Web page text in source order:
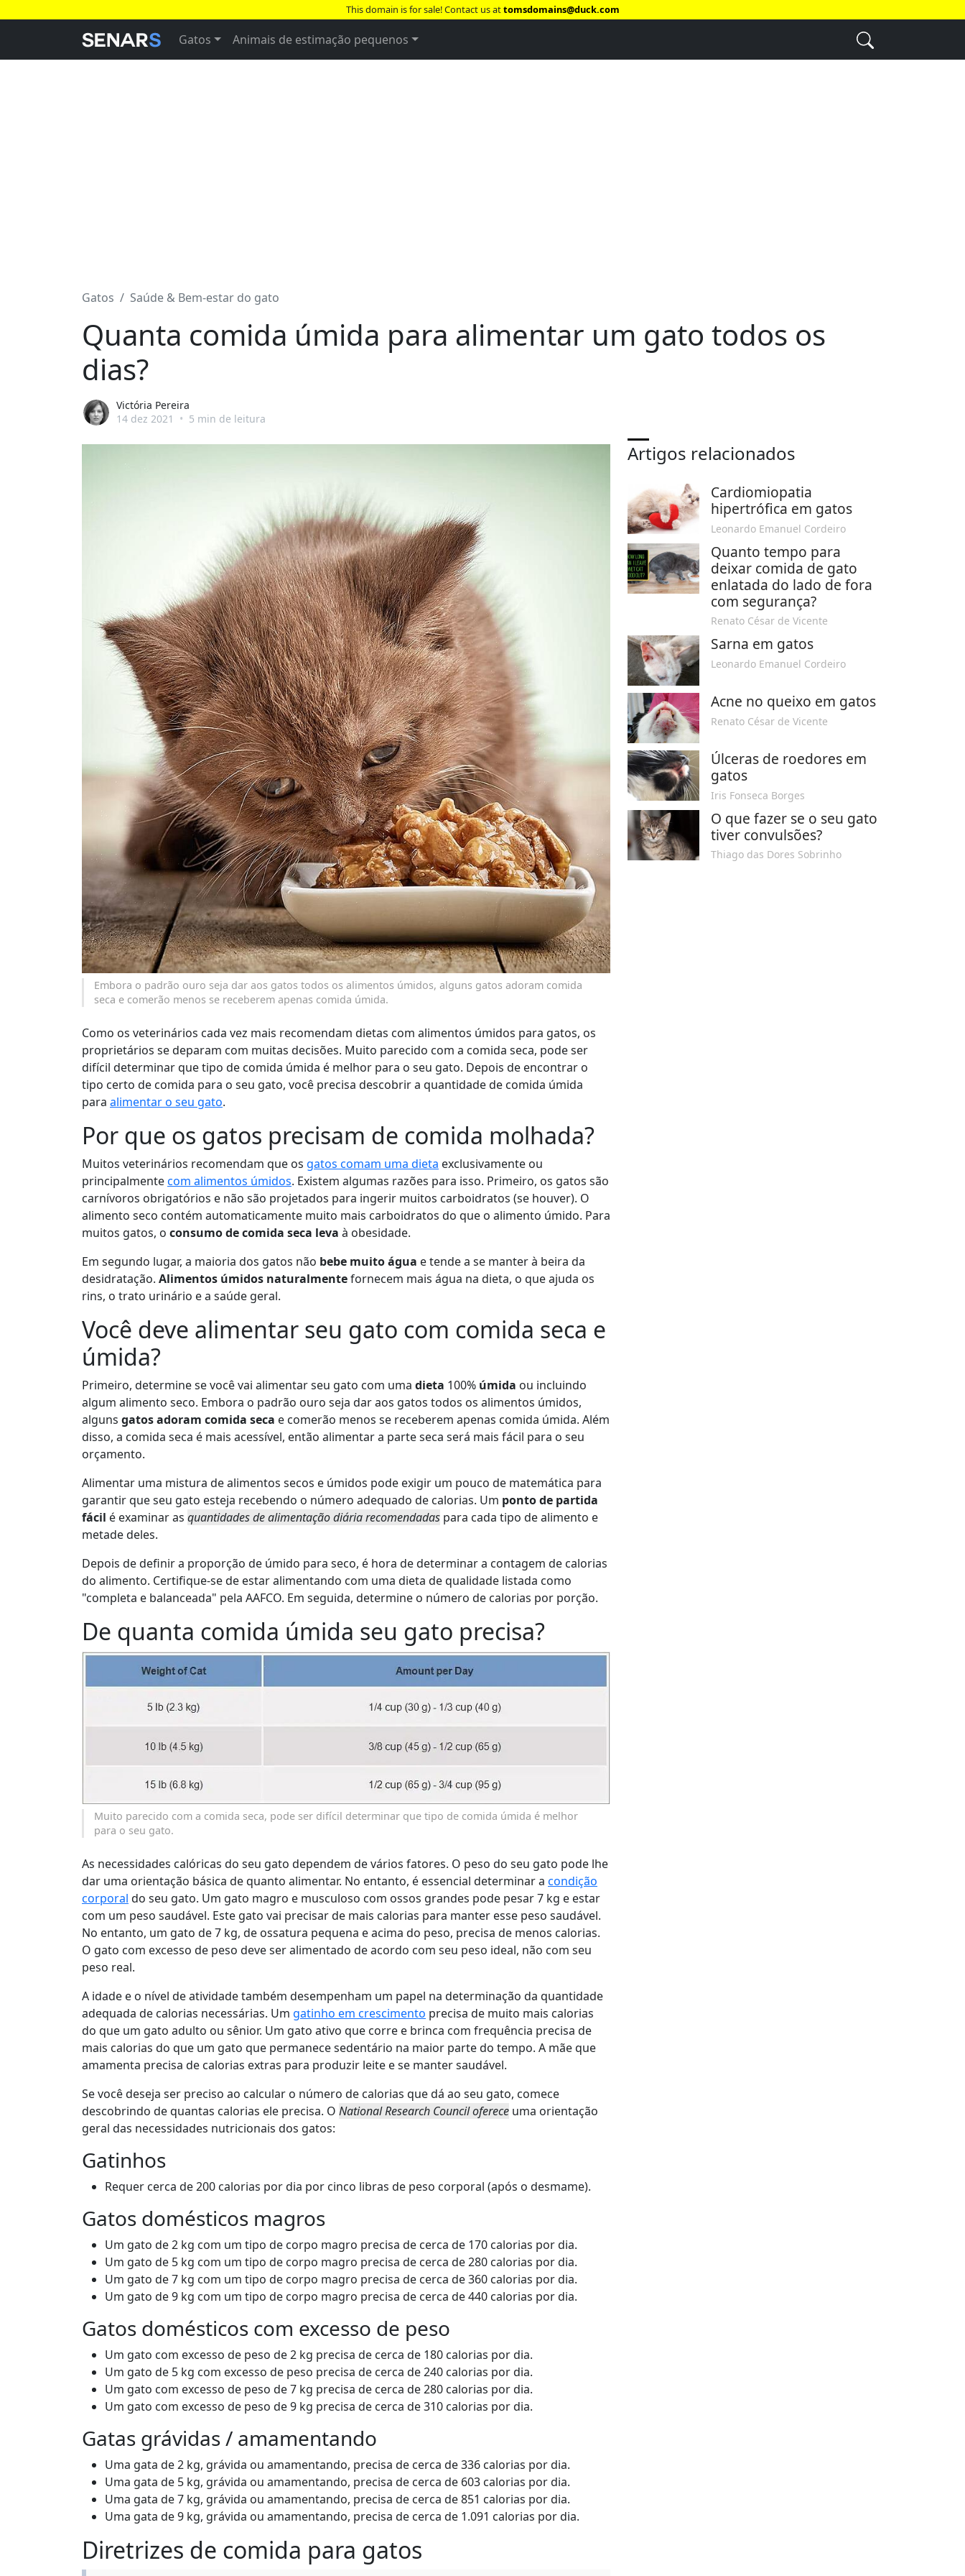
This domain is for sale! Contact us attomsdomains@duck.com
Gatos Animais de estimação pequenos
Gatos Saúde & Bem-estar do gato
Quanta comida úmida para alimentar um gato todos os
dias?
Victória Pereira
14 dez 2021
• 5 min de leitura
Embora o padrão ouro seja dar aos gatos todos os alimentos úmidos, alguns gatos adoram comida
seca e comerão menos se receberem apenas comida úmida.
Como os veterinários cada vez mais recomendam dietas com alimentos úmidos para gatos, os
proprietários se deparam com muitas decisões. Muito parecido com a comida seca, pode ser
difícil determinar que tipo de comida úmida é melhor para o seu gato. Depois de encontrar o
tipo certo de comida para o seu gato, você precisa descobrir a quantidade de comida úmida
para alimentar o seu gato.
Por que os gatos precisam de comida molhada?
Muitos veterinários recomendam que os gatos comam uma dieta exclusivamente ou
principalmentecom alimentos úmidos. Existem algumas razões para isso. Primeiro, os gatos são
carnívoros obrigatórios e não são projetados para ingerir muitos carboidratos (se houver). O
alimento seco contém automaticamente muito mais carboidratos do que o alimento úmido. Para
muitos gatos, o consumo de comida seca leva à obesidade.
Em segundo lugar, a maioria dos gatos não bebe muito água e tende a se manter à beira da
desidratação. Alimentos úmidos naturalmentefornecem mais água na dieta, o que ajuda os
rins, o trato urinário e a saúde geral.
Você deve alimentar seu gato com comida seca e
úmida?
Primeiro, determine se você vai alimentar seu gato com uma dieta 100% úmida ou incluindo
algum alimento seco. Embora o padrão ouro seja dar aos gatos todos os alimentos úmidos,
alguns gatos adoram comida seca e comerão menos se receberem apenas comida úmida. Além
disso, a comida seca é mais acessível, então alimentar a parte seca será mais fácil para o seu
orçamento.
Alimentar uma mistura de alimentos secos e úmidos pode exigir um pouco de matemática para
garantir que seu gato esteja recebendo o número adequado de calorias. Um ponto de partida
fácil é examinar as quantidades de alimentação diária recomendadas para cada tipo de alimento e
metade deles.
Depois de definir a proporção de úmido para seco, é hora de determinar a contagem de calorias
do alimento. Certifique-se de estar alimentando com uma dieta de qualidade listada como
"completa e balanceada" pela AAFCO. Em seguida, determine o número de calorias por porção.
De quanta comida úmida seu gato precisa?
Muito parecido com a comida seca, pode ser difícil determinar que tipo de comida úmida é melhor
para o seu gato.
As necessidades calóricas do seu gato dependem de vários fatores. O peso do seu gato pode lhe
dar uma orientação básica de quanto alimentar. No entanto, é essencial determinar a condição
corporal do seu gato. Um gato magro e musculoso com ossos grandes pode pesar 7 kg e estar
com um peso saudável. Este gato vai precisar de mais calorias para manter esse peso saudável.
No entanto, um gato de 7 kg, de ossatura pequena e acima do peso, precisa de menos calorias.
O gato com excesso de peso deve ser alimentado de acordo com seu peso ideal, não com seu
peso real.
A idade e o nível de atividade também desempenham um papel na determinação da quantidade
adequada de calorias necessárias. Um gatinho em crescimento precisa de muito mais calorias
do que um gato adulto ou sênior. Um gato ativo que corre e brinca com frequência precisa de
mais calorias do que um gato que permanece sedentário na maior parte do tempo. A mãe que
amamenta precisa de calorias extras para produzir leite e se manter saudável.
Se você deseja ser preciso ao calcular o número de calorias que dá ao seu gato, comece
descobrindo de quantas calorias ele precisa. O National Research Council oferece uma orientação
geral das necessidades nutricionais dos gatos:
Gatinhos
Requer cerca de 200 calorias por dia por cinco libras de peso corporal (após o desmame).
Gatos domésticos magros
Um gato de 2 kg com um tipo de corpo magro precisa de cerca de 170 calorias por dia.
Um gato de 5 kg com um tipo de corpo magro precisa de cerca de 280 calorias por dia.
Um gato de 7 kg com um tipo de corpo magro precisa de cerca de 360 calorias por dia.
Um gato de 9 kg com um tipo de corpo magro precisa de cerca de 440 calorias por dia.
Gatos domésticos com excesso de peso
Um gato com excesso de peso de 2 kg precisa de cerca de 180 calorias por dia.
Um gato de 5 kg com excesso de peso precisa de cerca de 240 calorias por dia.
Um gato com excesso de peso de 7 kg precisa de cerca de 280 calorias por dia.
Um gato com excesso de peso de 9 kg precisa de cerca de 310 calorias por dia.
Gatas grávidas / amamentando
Uma gata de 2 kg, grávida ou amamentando, precisa de cerca de 336 calorias por dia.
Uma gata de 5 kg, grávida ou amamentando, precisa de cerca de 603 calorias por dia.
Uma gata de 7 kg, grávida ou amamentando, precisa de cerca de 851 calorias por dia.
Uma gata de 9 kg, grávida ou amamentando, precisa de cerca de 1.091 calorias por dia.
Diretrizes de comida para gatos
Artigos relacionados
Cardiomiopatia
hipertrófica em gatos
Leonardo Emanuel Cordeiro
Quanto tempo para
deixar comida de gato
enlatada do lado de fora
com segurança?
Renato César de Vicente
Sarna em gatos
Leonardo Emanuel Cordeiro
Acne no queixo em gatos
Renato César de Vicente
Úlceras de roedores em
gatos
Iris Fonseca Borges
O que fazer se o seu gato
tiver convulsões?
Thiago das Dores Sobrinho